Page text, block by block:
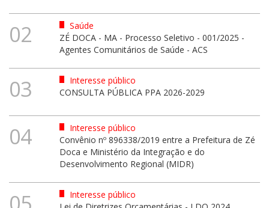
02
Saúde
ZÉ DOCA - MA - Processo Seletivo - 001/2025 -
Agentes Comunitários de Saúde - ACS
03
Interesse público
CONSULTA PÚBLICA PPA 2026-2029
04
Interesse público
Convênio nº 896338/2019 entre a Prefeitura de Zé
Doca e Ministério da Integração e do
Desenvolvimento Regional (MIDR)
Interesse público